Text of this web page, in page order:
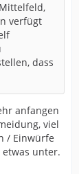
verfügt
dass
anfangen
viel
/ Einwürfe
unter.